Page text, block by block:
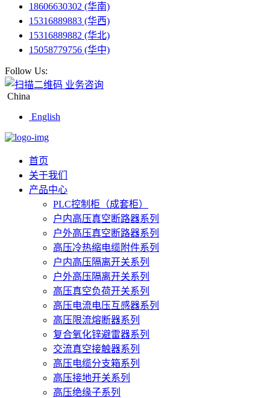
18606630302 (华南)
15316889883 (华西)
15316889882 (华北)
15058779756 (华中)
Follow Us:
业务咨询
China
English
首页
关于我们
产品中心
PLC控制柜（成套柜）
户内高压真空断路器系列
户外高压真空断路器系列
高压冷热缩电缆附件系列
户内高压隔离开关系列
户外高压隔离开关系列
高压真空负荷开关系列
高压电流电压互感器系列
高压限流熔断器系列
复合氧化锌避雷器系列
交流真空接触器系列
高压电缆分支箱系列
高压接地开关系列
高压绝缘子系列